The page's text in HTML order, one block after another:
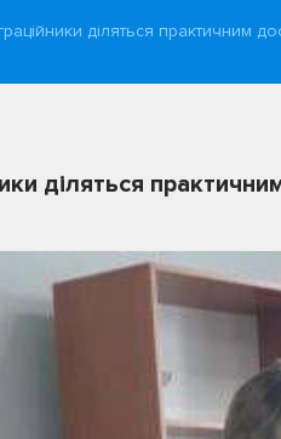
діляться практичним
діляться